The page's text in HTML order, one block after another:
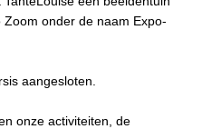
Zoom onder de naam Expo-
aangesloten.
onze activiteiten, de